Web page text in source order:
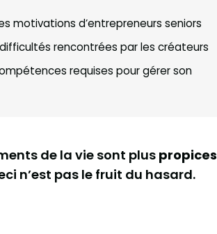
motivations d’entrepreneurs seniors
rencontrées par les créateurs
requises pour gérer son
de la vie sont pluspropices
n’est pas le fruit du hasard.